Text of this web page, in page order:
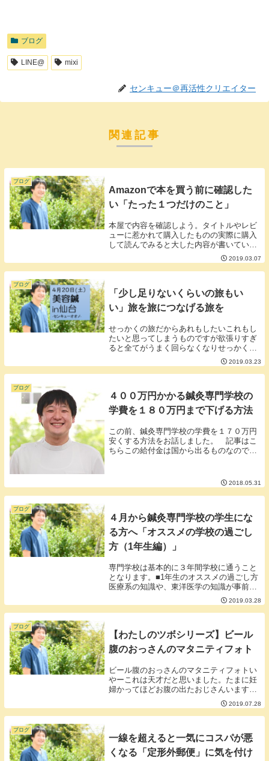
ブログ
LINE@ mixi
センキュー＠再活性クリエイター
関連記事
ブログ
Amazonで本を買う前に確認した
い「たった１つだけのこと」
本屋で内容を確認しよう。タイトルやレビ
ューに惹かれて購入したものの実際に購入
して読んでみると大した内容が書いていな
かったりやたらとページが少なかったりが
っかりする本が最近パラパラと売られてい
ます。そんな本を購入してしまい「こんな
2019.03.07
ブログ
「少し足りないくらいの旅もい
い」旅を旅につなげる旅を
せっかくの旅だからあれもしたいこれもし
たいと思ってしまうものですが欲張りすぎ
ると全てがうまく回らなくなりせっかくの
旅が台無しになる可能性もあります。■少
し足りなかったくらいの旅もいい少し物足
りない旅がいいってどういう事？と思う人
2019.03.23
ブログ
４００万円かかる鍼灸専門学校の
学費を１８０万円まで下げる方法
この前、鍼灸専門学校の学費を１７０万円
安くする方法をお話しました。 記事はこ
ちらこの給付金は国から出るものなので専
過ぎるので他の減免制度がしょぼく見えて
しまいますが...
2018.05.31
ブログ
４月から鍼灸専門学校の学生にな
る方へ「オススメの学校の過ごし
方（1年生編）」
専門学校は基本的に３年間学校に通うこと
となります。■1年生のオススメの過ごし方
医療系の知識や、東洋医学の知識が事前に
ある方は別かもしれませんがとにかく、や
たら面倒な言葉が授業で飛び交います。
「外旋、外転、外反」「本虚標実、半表半
2019.03.28
ブログ
【わたしのツボシリーズ】ビール
腹のおっさんのマタニティフォト
ビール腹のおっさんのマタニティフォトい
やーこれは天才だと思いました。たまに妊
婦かってほどお腹の出たおじさんいますけ
ど本当に妊婦を演じるなんて。まったく妊
娠出産と関係ないただのだらしないおっさ
んがあたかも妊娠したかのように写真を撮
2019.07.28
ブログ
一線を超えると一気にコスパが悪
くなる「定形外郵便」に気を付け